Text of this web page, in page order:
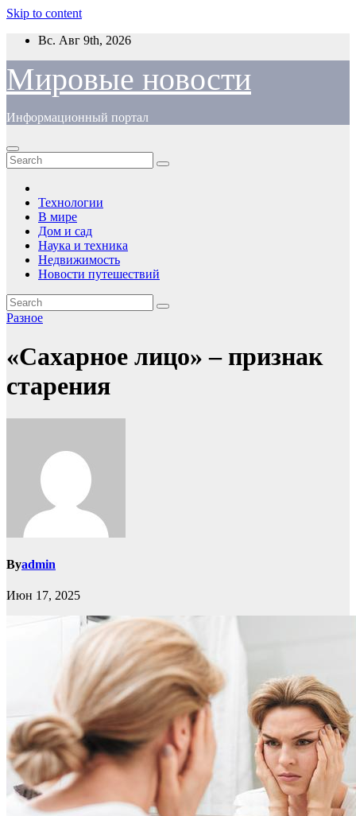
Skip to content
Вс. Авг 9th, 2026
Мировые новости
Информационный портал
Технологии
В мире
Дом и сад
Наука и техника
Недвижимость
Новости путешествий
Разное
«Сахарное лицо» – признак
старения
Byadmin
Июн 17, 2025